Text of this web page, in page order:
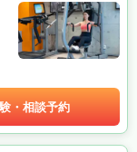
・相談予約